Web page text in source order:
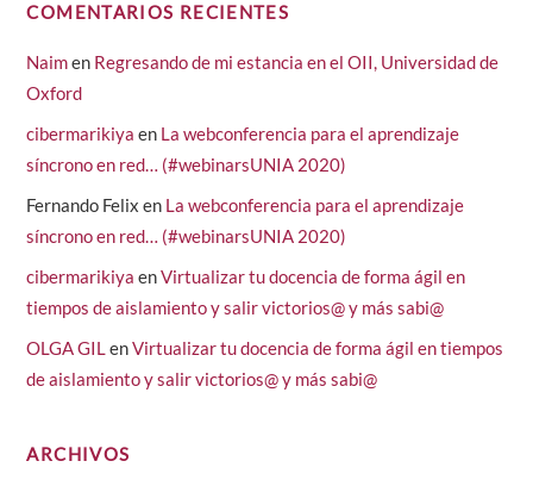
COMENTARIOS RECIENTES
Naimen Regresando de mi estancia en el OII, Universidad de
Oxford
cibermarikiya en La webconferencia para el aprendizaje
síncrono en red… (#webinarsUNIA 2020)
Fernando Felix en La webconferencia para el aprendizaje
síncrono en red… (#webinarsUNIA 2020)
cibermarikiya enVirtualizar tu docencia de forma ágil en
tiempos de aislamiento y salir victorios@ y más sabi@
OLGA GILenVirtualizar tu docencia de forma ágil en tiempos
de aislamiento y salir victorios@ y más sabi@
ARCHIVOS